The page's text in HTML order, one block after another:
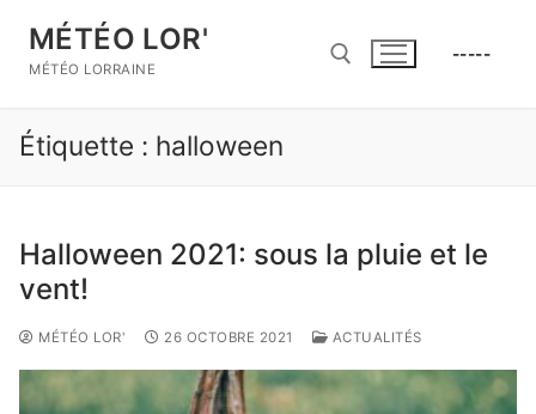
contenu
MÉTÉO LOR'
MÉTÉO LORRAINE
Rechercher :
-----
Étiquette : halloween
Halloween 2021: sous la pluie et le
vent!
MÉTÉO LOR' 26 OCTOBRE 2021 ACTUALITÉS